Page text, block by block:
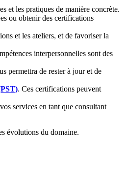
et les pratiques de manière concrète.
ou obtenir des certifications
et les ateliers, et de favoriser la
interpersonnelles sont des
permettra de rester à jour et de
. Ces certifications peuvent
services en tant que consultant
évolutions du domaine.